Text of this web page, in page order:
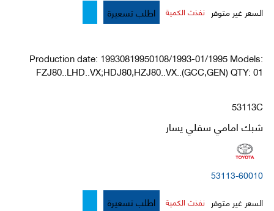
السعر غير متوفر نفذت الكمية اطلب تسعيرة
Production date: 19930819950108/1993-01/1995 Models:
FZJ80..LHD..VX;HDJ80,HZJ80..VX..(GCC,GEN) QTY: 01
53113C
شبك امامي سفلي يسار
53113-60010
السعر غير متوفر نفذت الكمية اطلب تسعيرة